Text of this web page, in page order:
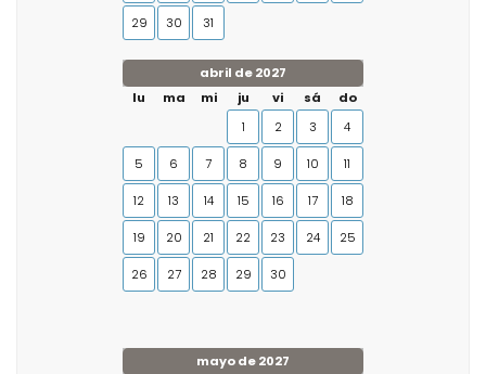
29 30 31
abril de 2027
lu
ma mi ju vi sá
do
1
2 3 4
5 6 7 8 9 10 11
12 13 14 15 16 17 18
19 20 21 22 23 24 25
26 27 28 29 30
mayo de 2027